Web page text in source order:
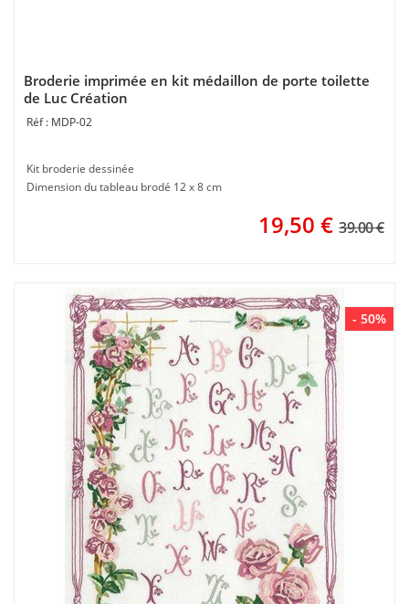
Broderie imprimée en kit médaillon de porte toilette
de Luc Création
MDP-02
Kit broderie dessinée
Dimension du tableau brodé 12 x 8 cm
19,50 € 39.00 €
- 50%